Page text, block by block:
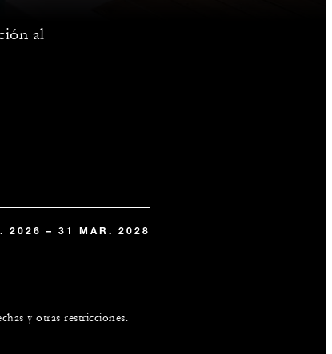
al
2026 – 31 MAR. 2028
y otras restricciones.